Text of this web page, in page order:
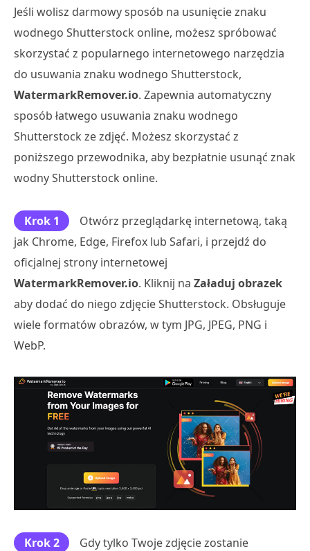
Jeśli wolisz darmowy sposób na usunięcie znaku
wodnego Shutterstock online, możesz spróbować
skorzystać z popularnego internetowego narzędzia
do usuwania znaku wodnego Shutterstock,
WatermarkRemover.io. Zapewnia automatyczny
sposób łatwego usuwania znaku wodnego
Shutterstock ze zdjęć. Możesz skorzystać z
poniższego przewodnika, aby bezpłatnie usunąć znak
wodny Shutterstock online.
Krok 1
Otwórz przeglądarkę internetową, taką
jak Chrome, Edge, Firefox lub Safari, i przejdź do
oficjalnej strony internetowej
WatermarkRemover.io. Kliknij na Załaduj obrazek
aby dodać do niego zdjęcie Shutterstock. Obsługuje
wiele formatów obrazów, w tym JPG, JPEG, PNG i
WebP.
Krok 2
Gdy tylko Twoje zdjęcie zostanie